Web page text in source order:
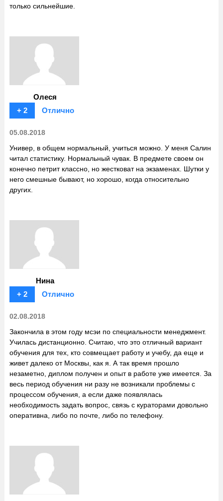
только сильнейшие.
Олеся
+ 2
Отлично
05.08.2018
Универ, в общем нормальный, учиться можно. У меня Салин
читал статистику. Нормальный чувак. В предмете своем он
конечно петрит классно, но жестковат на экзаменах. Шутки у
него смешные бывают, но хорошо, когда относительно
других.
Нина
+ 2
Отлично
02.08.2018
Закончила в этом году мсэи по специальности менеджмент.
Училась дистанционно. Считаю, что это отличный вариант
обучения для тех, кто совмещает работу и учебу, да еще и
живет далеко от Москвы, как я. А так время прошло
незаметно, диплом получен и опыт в работе уже имеется. За
весь период обучения ни разу не возникали проблемы с
процессом обучения, а если даже появлялась
необходимость задать вопрос, связь с кураторами довольно
оперативна, либо по почте, либо по телефону.